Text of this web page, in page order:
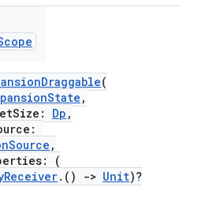
(
,
Dp ,
,
(
.() -> Unit)?